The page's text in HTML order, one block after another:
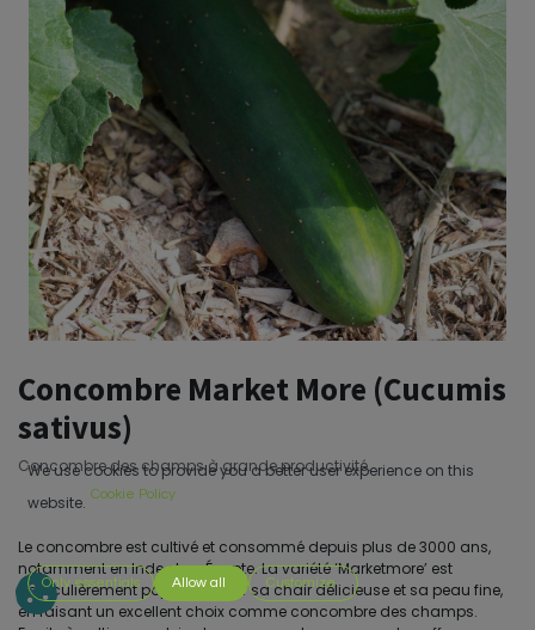
Concombre Market More (Cucumis
sativus)
Concombre des champs à grande productivité.
Le concombre est cultivé et consommé depuis plus de 3000 ans,
notamment en Inde et en Égypte. La variété ‘Marketmore’ est
particulièrement populaire pour sa chair délicieuse et sa peau fine,
en faisant un excellent choix comme concombre des champs.
We use cookies to provide you a better user experience on this
website. Cookie Policy
Only essentials Allow all Customize